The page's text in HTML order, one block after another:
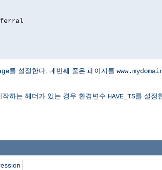
를 설정한다. 네번째 줄은 페이지를
하는 헤더가 있는 경우 환경변수 HAVE_TS를 설정